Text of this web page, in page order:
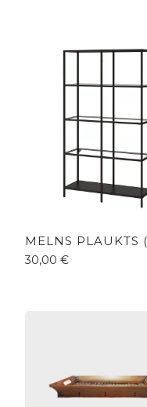
MELNS PLAUKTS
30,00€